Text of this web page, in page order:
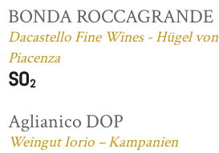
BONDA ROCCAGRANDE
Dacastello Fine Wines - Hügel von
Piacenza
Aglianico DOP
Weingut Iorio – Kampanien